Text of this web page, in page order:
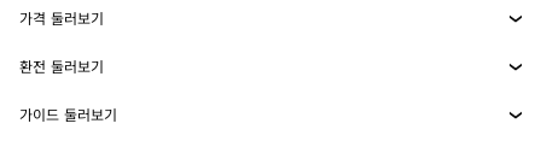
MetaMask Connect
Snaps
보안
가격 둘러보기
이더리움 가격
솔라나 가격
환전 둘러보기
ETH를 USD로 환전
가이드 둘러보기